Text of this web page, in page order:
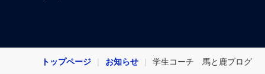
トップページ お知らせ 学生コーチ 馬と鹿ブログ